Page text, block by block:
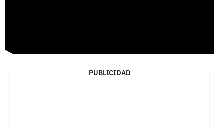
PUBLICIDAD